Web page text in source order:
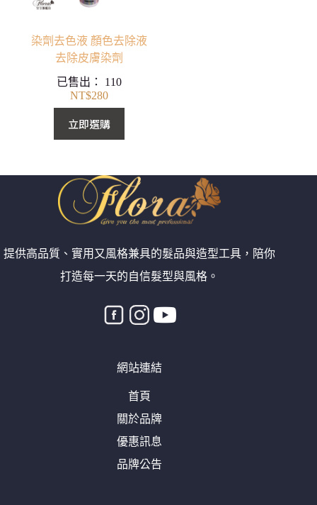
染劑去色液 顏色去除液
去除皮膚染劑
已售出： 110
NT$280
立即選購
提供高品質、實用又風格兼具的髮品與造型工具，陪你
打造每一天的自信髮型與風格。
網站連結
首頁
關於品牌
優惠訊息
品牌公告